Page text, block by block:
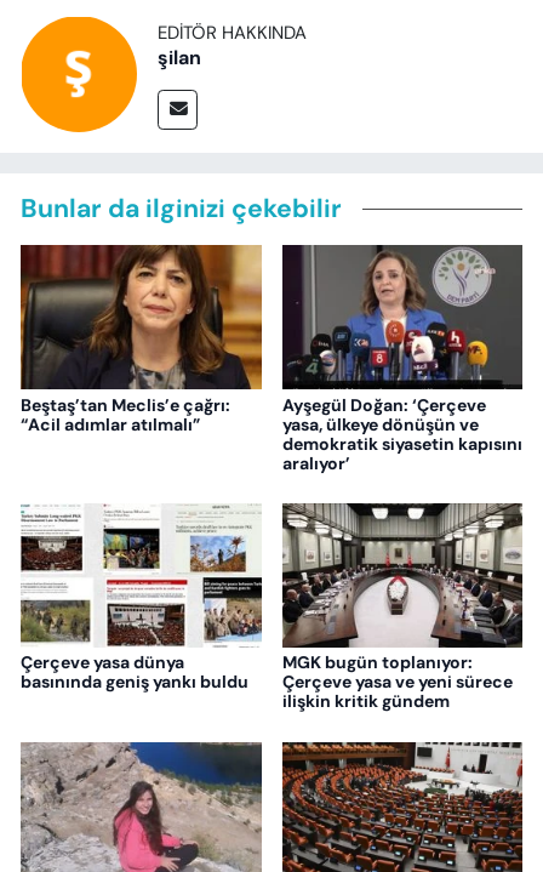
EDITÖR HAKKINDA
şilan
Bunlar da ilginizi çekebilir
Beştaş’tan Meclis’e çağrı:
“Acil adımlar atılmalı”
Ayşegül Doğan: ‘Çerçeve
yasa, ülkeye dönüşün ve
demokratik siyasetin kapısını
aralıyor’
Çerçeve yasa dünya
basınında geniş yankı buldu
MGK bugün toplanıyor:
Çerçeve yasa ve yeni sürece
ilişkin kritik gündem